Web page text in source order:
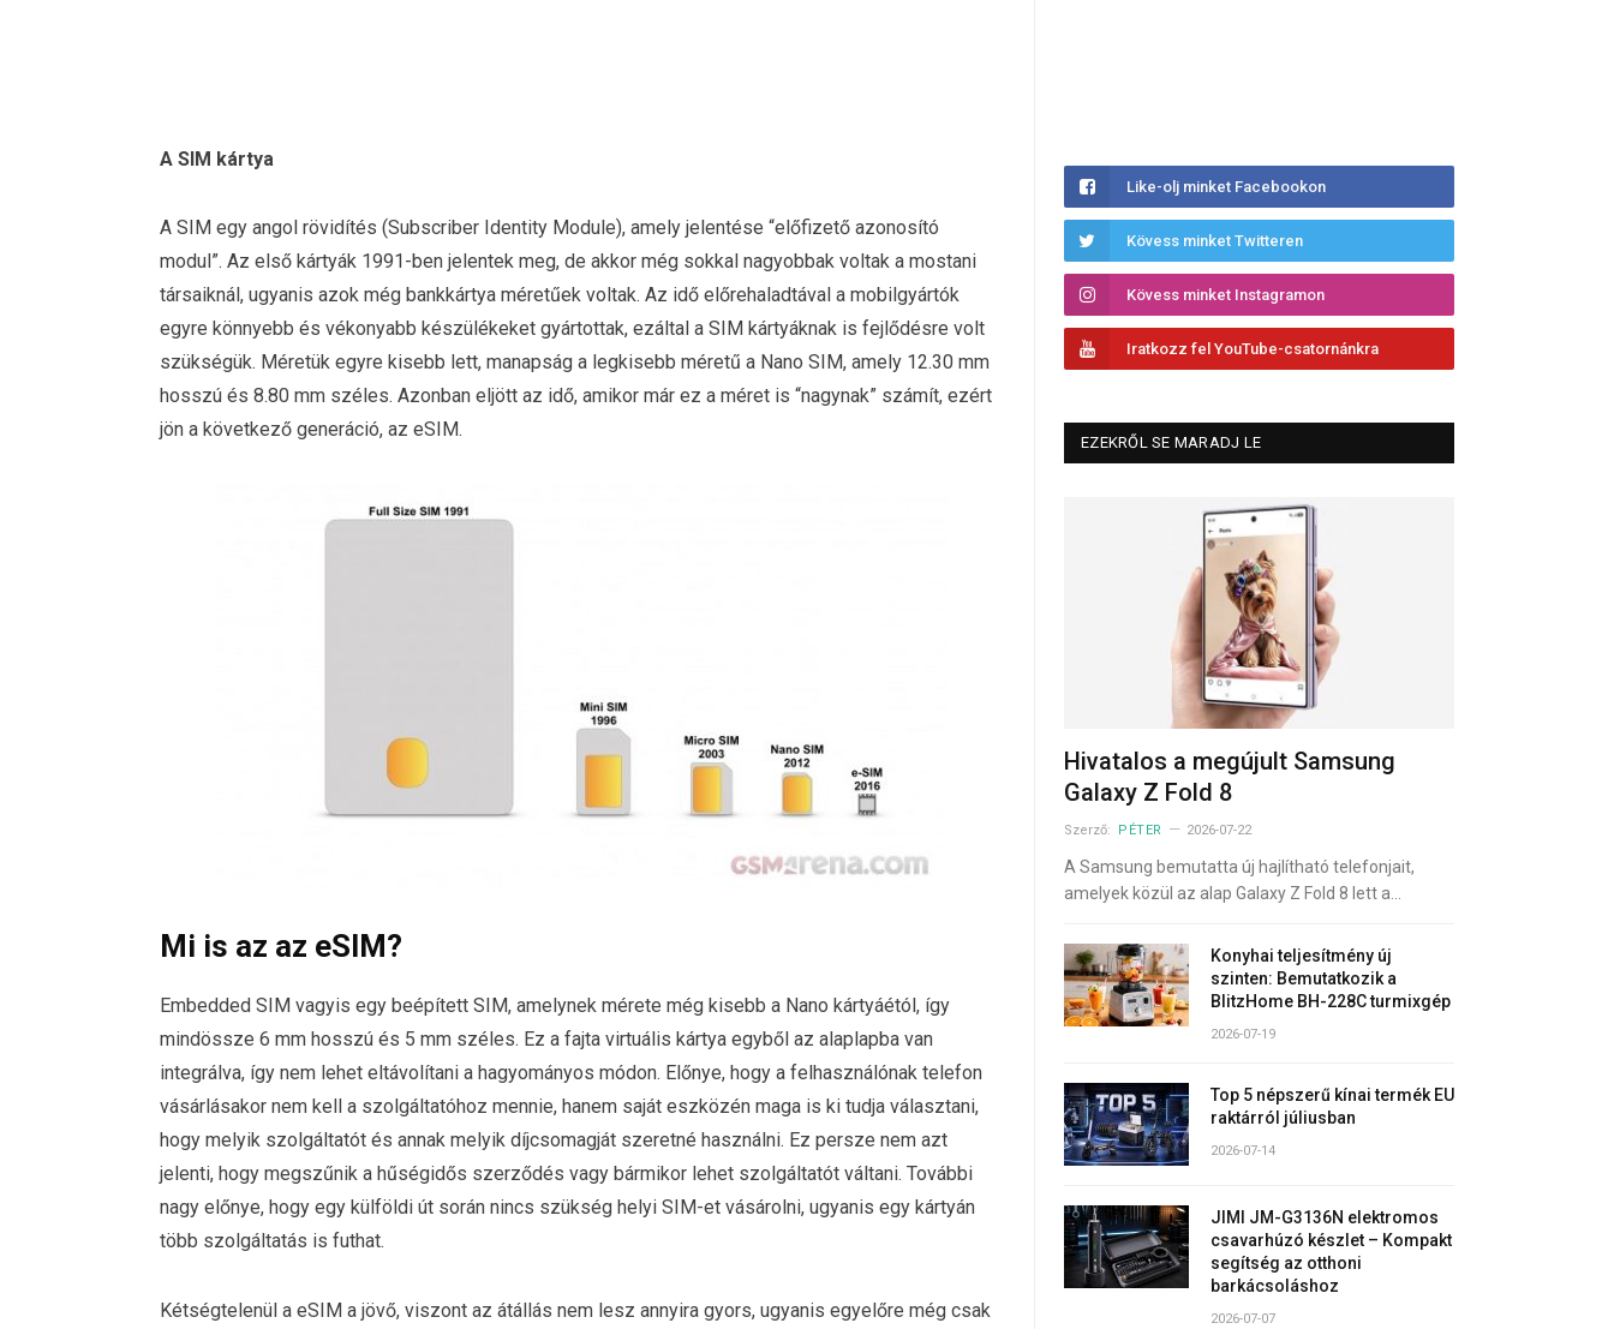
A SIM kártya
A SIM egy angol rövidítés (Subscriber Identity Module), amely jelentése “előfizető azonosító
modul”. Az első kártyák 1991-ben jelentek meg, de akkor még sokkal nagyobbak voltak a mostani
társaiknál, ugyanis azok még bankkártya méretűek voltak. Az idő előrehaladtával a mobilgyártók
egyre könnyebb és vékonyabb készülékeket gyártottak, ezáltal a SIM kártyáknak is fejlődésre volt
szükségük. Méretük egyre kisebb lett, manapság a legkisebb méretű a Nano SIM, amely 12.30 mm
hosszú és 8.80 mm széles. Azonban eljött az idő, amikor már ez a méret is “nagynak” számít, ezért
jön a következő generáció, az eSIM.
Mi is az az eSIM?
Embedded SIM vagyis egy beépített SIM, amelynek mérete még kisebb a Nano kártyáétól, így
mindössze 6 mm hosszú és 5 mm széles. Ez a fajta virtuális kártya egyből az alaplapba van
integrálva, így nem lehet eltávolítani a hagyományos módon. Előnye, hogy a felhasználónak telefon
vásárlásakor nem kell a szolgáltatóhoz mennie, hanem saját eszközén maga is ki tudja választani,
hogy melyik szolgáltatót és annak melyik díjcsomagját szeretné használni. Ez persze nem azt
jelenti, hogy megszűnik a hűségidős szerződés vagy bármikor lehet szolgáltatót váltani. További
nagy előnye, hogy egy külföldi út során nincs szükség helyi SIM-et vásárolni, ugyanis egy kártyán
több szolgáltatás is futhat.
Kétségtelenül a eSIM a jövő, viszont az átállás nem lesz annyira gyors, ugyanis egyelőre még csak
Like-olj minket Facebookon
Kövess minket Twitteren
Kövess minket Instagramon
Iratkozz fel YouTube-csatornánkra
EZEKRŐL SE MARADJ LE
Hivatalos a megújult Samsung
Galaxy Z Fold 8
Szerző: PÉTER 2026-07-22
A Samsung bemutatta új hajlítható telefonjait,
amelyek közül az alap Galaxy Z Fold 8 lett a…
Konyhai teljesítmény új
szinten: Bemutatkozik a
BlitzHome BH-228C turmixgép
2026-07-19
Top 5 népszerű kínai termék EU
raktárról júliusban
2026-07-14
JIMI JM-G3136N elektromos
csavarhúzó készlet – Kompakt
segítség az otthoni
barkácsoláshoz
2026-07-07